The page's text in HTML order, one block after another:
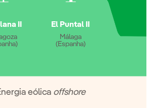
eólica offshore
II El Puntal II
Málaga
(Espanha)